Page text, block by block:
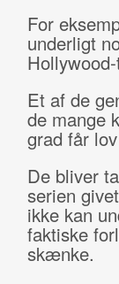
For
underligt
Et af de
de mange
grad får
De bliver
serien
ikke kan
faktiske
skænke.